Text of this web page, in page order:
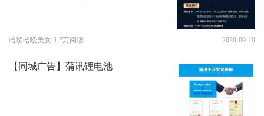
哈喽哈喽美女 1.2万阅读 2020-09-10
【同城广告】蒲讯锂电池